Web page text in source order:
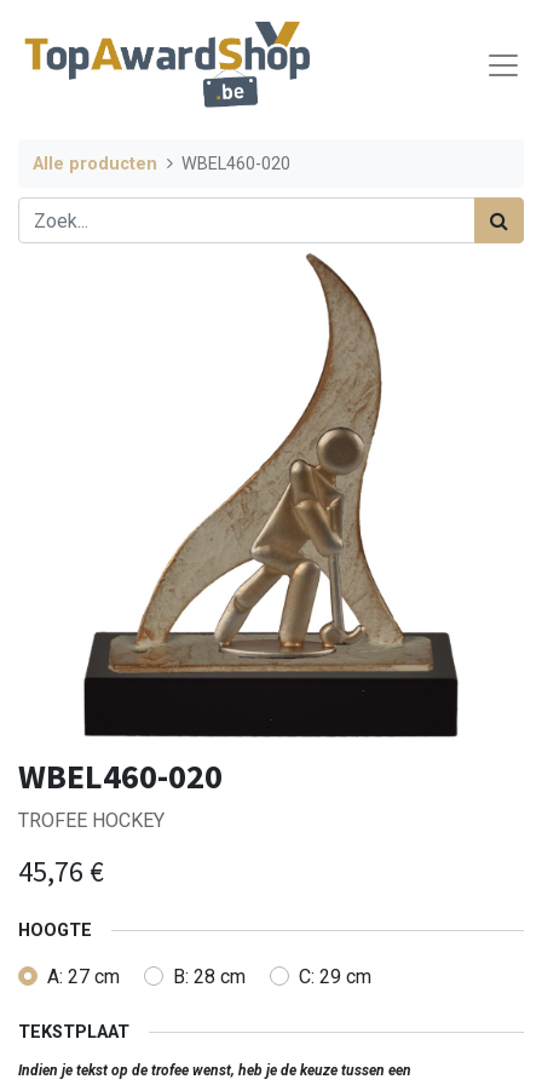
Alle producten WBEL460-020
WBEL460-020
TROFEE HOCKEY
45,76 €
HOOGTE
A: 27 cm B: 28 cm C: 29 cm
TEKSTPLAAT
Indien je tekst op de trofee wenst, heb je de keuze tussen een